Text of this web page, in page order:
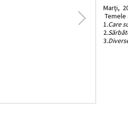
Marți,
1.Care
2
3